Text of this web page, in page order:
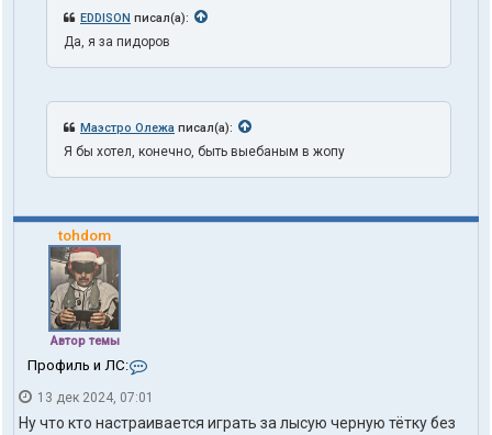
EDDISON писал(а):
Да, я за пидоров
Маэстро Олежа писал(а):
Я бы хотел, конечно, быть выебаным в жопу
tohdom
Автор темы
Профиль и ЛС:
н
т
13 дек 2024, 07:01
Ну что кто настраивается играть за лысую черную тётку без